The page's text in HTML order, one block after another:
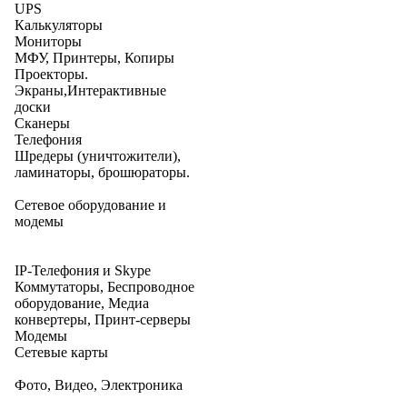
UPS
Калькуляторы
Мониторы
МФУ, Принтеры, Копиры
Проекторы.
Экраны,Интерактивные
доски
Сканеры
Телефония
Шредеры (уничтожители),
ламинаторы, брошюраторы.
Сетевое оборудование и
модемы
IP-Телефония и Skype
Коммутаторы, Беспроводное
оборудование, Медиа
конвертеры, Принт-серверы
Модемы
Сетевые карты
Фото, Видео, Электроника